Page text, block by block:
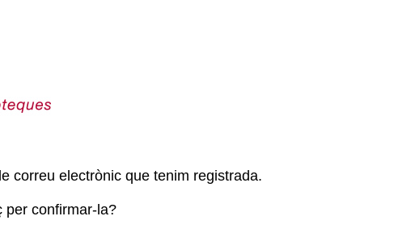
correu electrònic que tenim registrada.
per confirmar-la?